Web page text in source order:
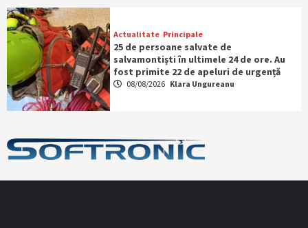
Actualitate Principale
25 de persoane salvate de
salvamontiști în ultimele 24 de ore. Au
fost primite 22 de apeluri de urgență
08/08/2026 Klara Ungureanu